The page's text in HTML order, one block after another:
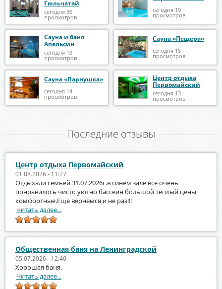
Гюльчатай
сегодня 36
просмотров
сегодня 19
просмотров
Сауна и баня
Апельсин
сегодня 18
просмотров
Сауна «Пещера»
сегодня 15
просмотров
Сауна «Парнушка»
сегодня 14
просмотров
Центр отдыха
Первомайский
сегодня 13
просмотров
Последние отзывы
Центр отдыха Первомайский
01.08.2026 - 11:27
Отдыхали семьёй 31.07.2026г.в синем зале всё очень
понравилось чисто уютно бассеин большой теплый цены
комфортные.Ещё вернёмся и не раз!!!
Читать далее...
Общественная баня на Ленинградской
05.07.2026 - 12:40
Хорошая баня.
Читать далее...